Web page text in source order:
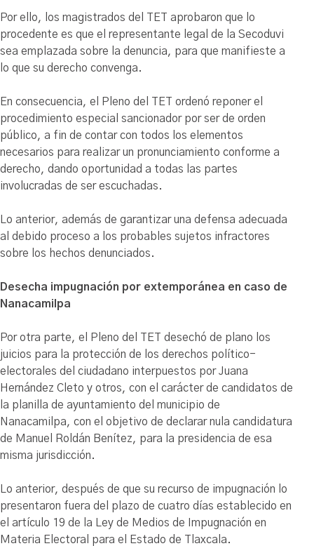
Por ello, los magistrados del TET aprobaron que lo
procedente es que el representante legal de la Secoduvi
sea emplazada sobre la denuncia, para que manifieste a
lo que su derecho convenga.
En consecuencia, el Pleno del TET ordenó reponer el
procedimiento especial sancionador por ser de orden
público, a fin de contar con todos los elementos
necesarios para realizar un pronunciamiento conforme a
derecho, dando oportunidad a todas las partes
involucradas de ser escuchadas.
Lo anterior, además de garantizar una defensa adecuada
al debido proceso a los probables sujetos infractores
sobre los hechos denunciados.
Desecha impugnación por extemporánea en caso de
Nanacamilpa
Por otra parte, el Pleno del TET desechó de plano los
juicios para la protección de los derechos político-
electorales del ciudadano interpuestos por Juana
Hernández Cleto y otros, con el carácter de candidatos de
la planilla de ayuntamiento del municipio de
Nanacamilpa, con el objetivo de declarar nula candidatura
de Manuel Roldán Benítez, para la presidencia de esa
misma jurisdicción.
Lo anterior, después de que su recurso de impugnación lo
presentaron fuera del plazo de cuatro días establecido en
el artículo 19 de la Ley de Medios de Impugnación en
Materia Electoral para el Estado de Tlaxcala.